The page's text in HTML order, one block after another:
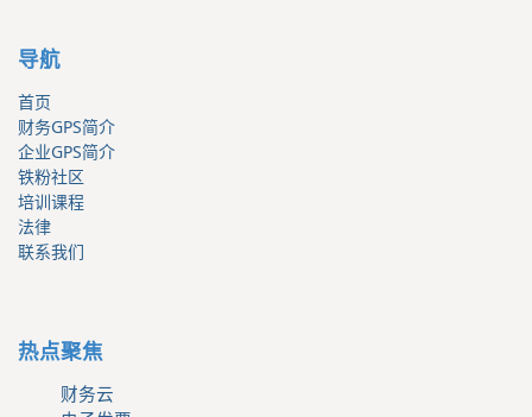
导航
首页
财务GPS简介
企业GPS简介
铁粉社区
培训课程
法律
联系我们
热点聚焦
财务云